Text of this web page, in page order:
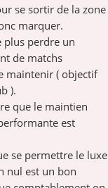
se sortir de la zone
marquer.
plus perdre un
de matchs
maintenir ( objectif
).
que le maintien
est
se permettre le luxe
nul est un bon